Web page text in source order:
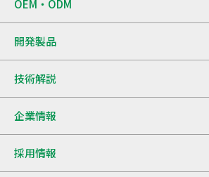
OEM・ODM
開発製品
技術解説
企業情報
採用情報